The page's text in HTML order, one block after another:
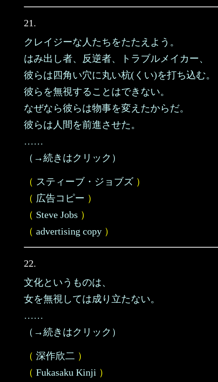
21.
クレイジーな人たちをたたえよう。
はみ出し者、反逆者、トラブルメイカー、
彼らは四角い穴に丸い杭(くい)を打ち込む。
彼らを無視することはできない。
なぜなら彼らは物事を変えたからだ。
彼らは人間を前進させた。
……
（→続きはクリック）
（ スティーブ・ジョブズ ）
（ 広告コピー ）
（ Steve Jobs ）
（ advertising copy ）
22.
文化というものは、
女を無視しては成り立たない。
……
（→続きはクリック）
（ 深作欣二 ）
（ Fukasaku Kinji ）